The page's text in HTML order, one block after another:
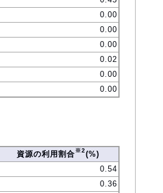
0.00
0.00
0.00
0.02
0.00
0.00
資源の利用割合※2(%)
0.54
0.36